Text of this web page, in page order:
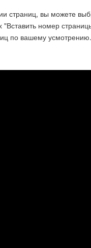
страниц, вы можете
номер
по вашему усмотрению.